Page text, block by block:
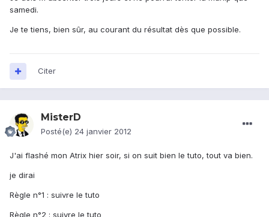
samedi.
Je te tiens, bien sûr, au courant du résultat dès que possible.
Citer
MisterD
Posté(e) 24 janvier 2012
J'ai flashé mon Atrix hier soir, si on suit bien le tuto, tout va bien.
je dirai
Règle n°1 : suivre le tuto
Règle n°2 : suivre le tuto